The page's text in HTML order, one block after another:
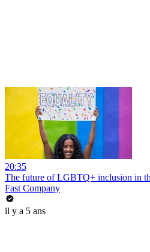
20:35
The future of LGBTQ+ inclusion in
Fast Company
il y a 5 ans